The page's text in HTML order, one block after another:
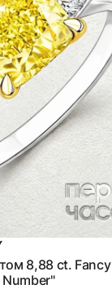
8,88 ct. Fancy